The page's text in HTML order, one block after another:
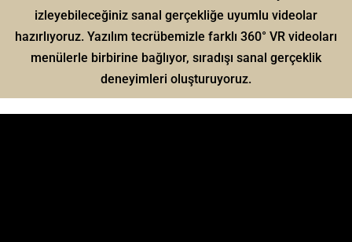
izleyebileceğiniz sanal gerçekliğe uyumlu videolar
hazırlıyoruz. Yazılım tecrübemizle farklı 360° VR videoları
menülerle birbirine bağlıyor, sıradışı sanal gerçeklik
deneyimleri oluşturuyoruz.